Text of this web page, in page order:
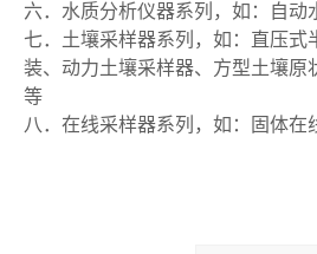
六．水质分析仪器系列，如：自
七．土壤采样器系列，如：直压
装、动力土壤采样器、方型土壤
等
八．在线采样器系列，如：固体